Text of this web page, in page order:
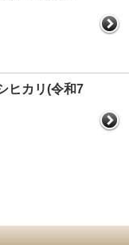
ヒカリ(令和7